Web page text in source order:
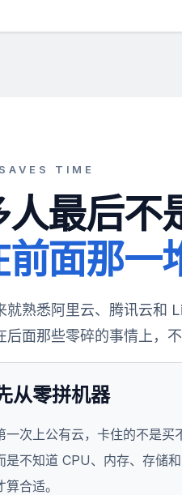
TIME
最后不
前面那一
就熟悉阿里云、腾讯云和
后面那些零碎的事情上，不
从零拼机器
一次上公有云，卡住的不是买
是不知道 CPU、内存、存储
合适。